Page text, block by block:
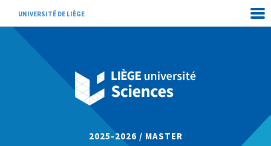
UNIVERSITÉ DE LIÈGE
2025-2026 / MASTER